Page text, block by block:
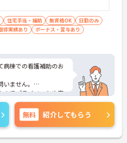
住宅手当・補助 無資格OK
日勤のみ
得実績あり
ボーナス・賞与あり
病棟での看護補助のお
ません。
のでプライベートや家
。
なお子様がいらっし
して働いて頂けま
が楽々という点も魅力
無料 紹介してもらう